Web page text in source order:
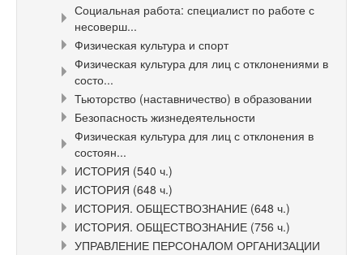
Социальная работа: специалист по работе с
несоверш...
Физическая культура и спорт
Физическая культура для лиц с отклонениями в
состо...
Тьюторство (наставничество) в образовании
Безопасность жизнедеятельности
Физическая культура для лиц с отклонения в
состоян...
ИСТОРИЯ (540 ч.)
ИСТОРИЯ (648 ч.)
ИСТОРИЯ. ОБЩЕСТВОЗНАНИЕ (648 ч.)
ИСТОРИЯ. ОБЩЕСТВОЗНАНИЕ (756 ч.)
УПРАВЛЕНИЕ ПЕРСОНАЛОМ ОРГАНИЗАЦИИ